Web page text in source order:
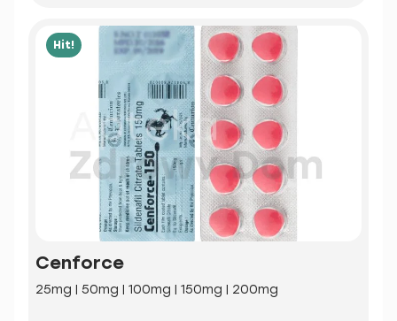
Hit!
Cenforce
25mg | 50mg | 100mg | 150mg | 200mg